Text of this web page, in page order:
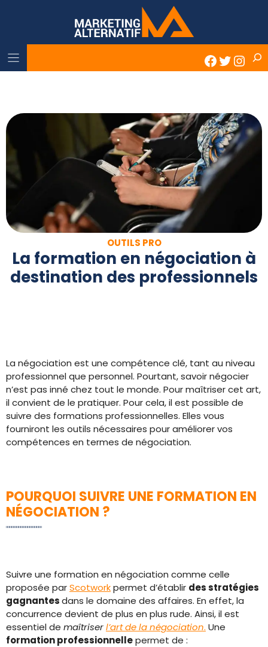
Twitter
OUTILS PRO
La formation en négociation à
destination des professionnels
La négociation est une compétence clé, tant au niveau
professionnel que personnel. Pourtant, savoir négocier
n’est pas inné chez tout le monde. Pour maîtriser cet art,
il convient de le pratiquer. Pour cela, il est possible de
suivre des formations professionnelles. Elles vous
fourniront les outils nécessaires pour améliorer vos
compétences en termes de négociation.
POURQUOI SUIVRE UNE FORMATION EN
NÉGOCIATION ?
Suivre une formation en négociation comme celle
proposée parScotworkpermet d’établir des stratégies
gagnantesdans le domaine des affaires. En effet, la
concurrence devient de plus en plus rude. Ainsi, il est
essentiel de maîtriserl’art de la négociation. Une
formation professionnellepermet de :